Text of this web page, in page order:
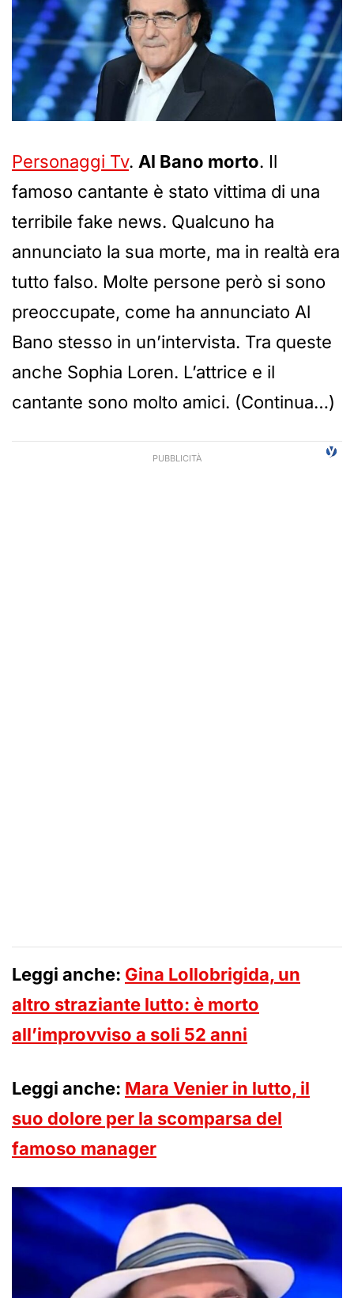
Personaggi Tv. Al Bano morto. Il
famoso cantante è stato vittima di una
terribile fake news. Qualcuno ha
annunciato la sua morte, ma in realtà era
tutto falso. Molte persone però si sono
preoccupate, come ha annunciato Al
Bano stesso in un’intervista. Tra queste
anche Sophia Loren. L’attrice e il
cantante sono molto amici. (Continua…)
Leggi anche: Gina Lollobrigida, un
altro straziante lutto: è morto
all’improvviso a soli 52 anni
Leggi anche: Mara Venier in lutto, il
suo dolore per la scomparsa del
famoso manager